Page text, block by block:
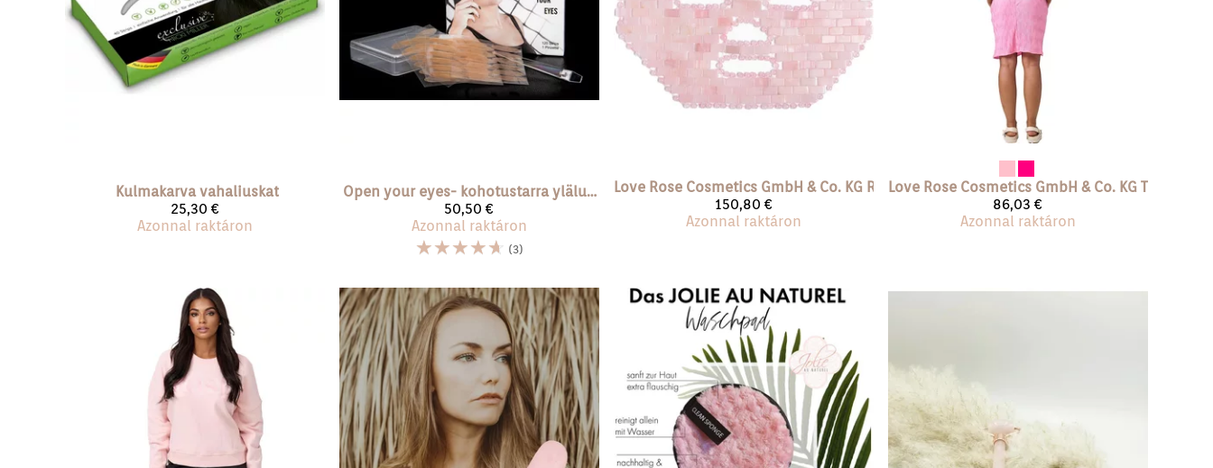
Kulmakarva vahaliuskat
25,30 €
Azonnal raktáron
Open your eyes- kohotustarra yläluomelle
50,50 €
Azonnal raktáron
☆☆☆☆☆ (3)
Love Rose Cosmetics GmbH & Co. KG
150,80 €
Azonnal raktáron
Love Rose Cosmetics GmbH & Co. KG
86,03 €
Azonnal raktáron